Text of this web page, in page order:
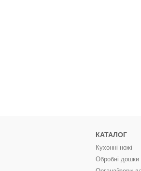
КАТАЛОГ
Кухонні ножі
Обробні дошки